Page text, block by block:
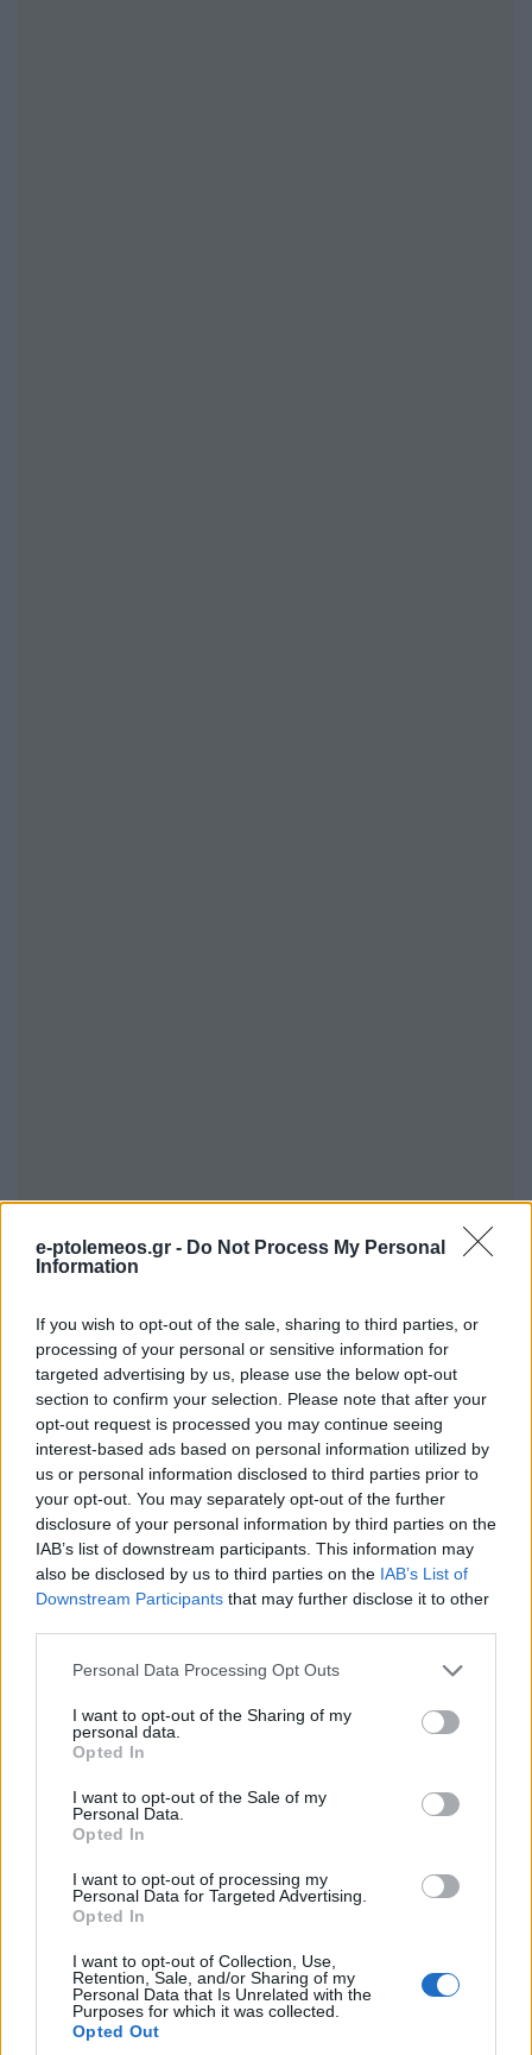
e-ptolemeos.gr - Do Not Process My Personal
Information
If you wish to opt-out of the sale, sharing to third parties, or
processing of your personal or sensitive information for
targeted advertising by us, please use the below opt-out
section to confirm your selection. Please note that after your
opt-out request is processed you may continue seeing
interest-based ads based on personal information utilized by
us or personal information disclosed to third parties prior to
your opt-out. You may separately opt-out of the further
disclosure of your personal information by third parties on the
IAB’s list of downstream participants. This information may
also be disclosed by us to third parties on the IAB’s List of
Downstream Participants that may further disclose it to other
Please note that this website/app uses one or more Google
not limited to your visit or usage behaviour. You may click to
grant or deny consent to Google and its third-party tags to
use your data for below specified purposes in below Google
consent section.
Personal Data Processing Opt Outs
I want to opt-out of the Sharing of my
personal data.
Opted In
I want to opt-out of the Sale of my
Personal Data.
Opted In
I want to opt-out of processing my
Personal Data for Targeted Advertising.
Opted In
I want to opt-out of Collection, Use,
Retention, Sale, and/or Sharing of my
Personal Data that Is Unrelated with the
Purposes for which it was collected.
Opted Out